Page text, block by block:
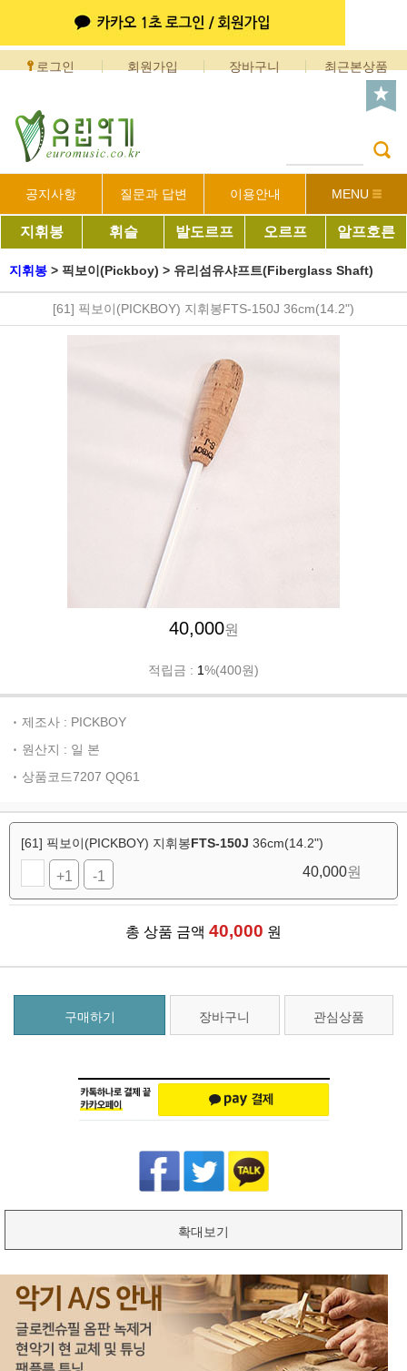
로그인 회원가입 장바구니 최근본상품
공지사항 질문과 답변 이용안내 MENU
지휘봉 휘슬 발도르프 오르프 알프호른
지휘봉 > 픽보이(Pickboy) > 유리섬유샤프트(Fiberglass Shaft)
[61] 픽보이(PICKBOY) 지휘봉FTS-150J 36cm(14.2")
40,000원
적립금 : 1%(400원)
제조사 : PICKBOY
원산지 : 일 본
상품코드7207 QQ61
[61] 픽보이(PICKBOY) 지휘봉FTS-150J 36cm(14.2")
+1 -1 40,000원
총 상품 금액 40,000 원
구매하기 장바구니 관심상품
확대보기